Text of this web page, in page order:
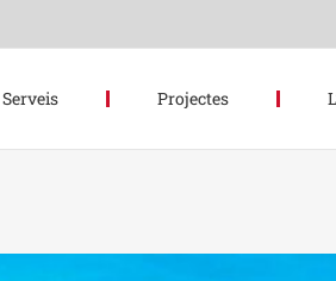
Serveis Projectes